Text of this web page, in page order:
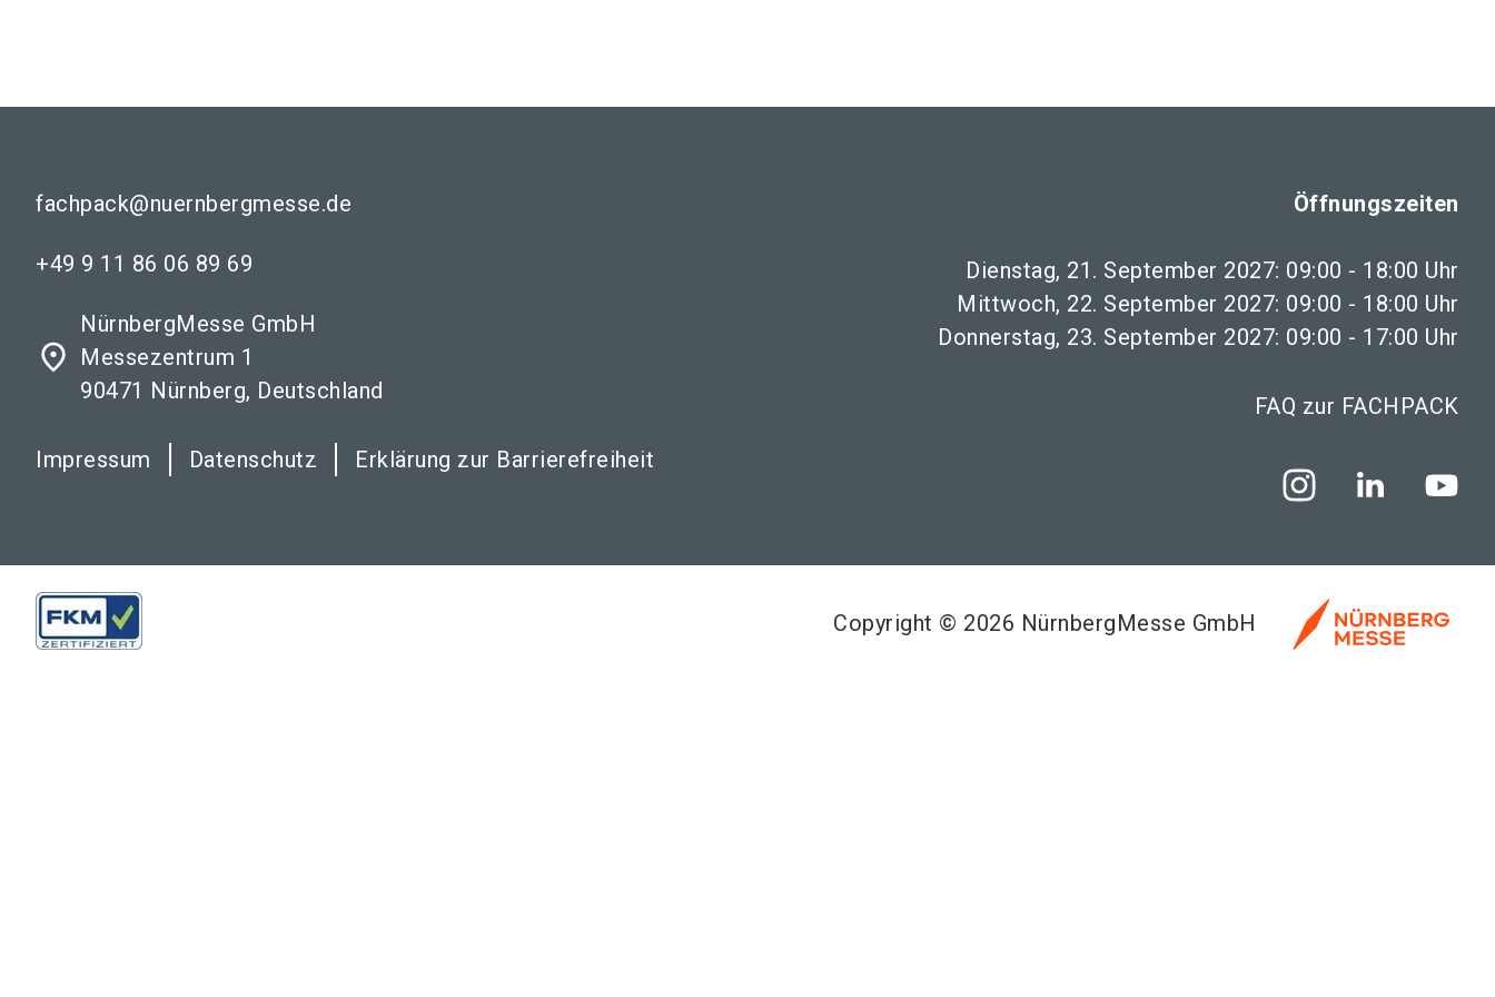
search
fachpack@nuernbergmesse.de
+49 9 11 86 06 89 69
place
NürnbergMesse GmbH
Messezentrum 1
90471 Nürnberg, Deutschland
Impressum Datenschutz Erklärung zur Barrierefreiheit
Öffnungszeiten
Dienstag, 21. September 2027: 09:00 - 18:00 Uhr
Mittwoch, 22. September 2027: 09:00 - 18:00 Uhr
Donnerstag, 23. September 2027: 09:00 - 17:00 Uhr
FAQ zur FACHPACK
Copyright © 2026 NürnbergMesse GmbH